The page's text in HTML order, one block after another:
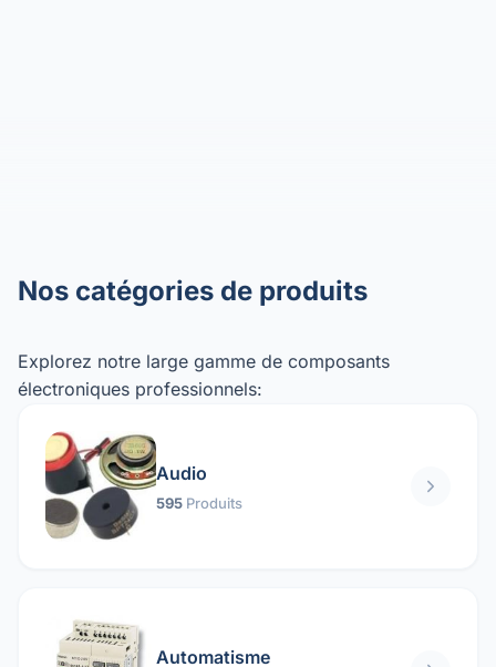
Nos catégories de produits
Explorez notre large gamme de composants
électroniques professionnels:
Audio
595 Produits
Automatisme